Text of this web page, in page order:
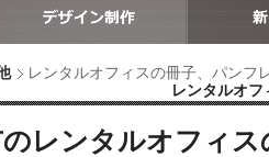
レンタルオフィスの冊子、パンフ
レンタルオ
レンタルオフィス